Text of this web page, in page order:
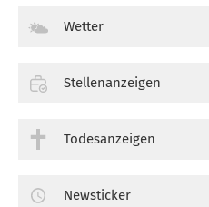
Wetter
Stellenanzeigen
Todesanzeigen
Newsticker